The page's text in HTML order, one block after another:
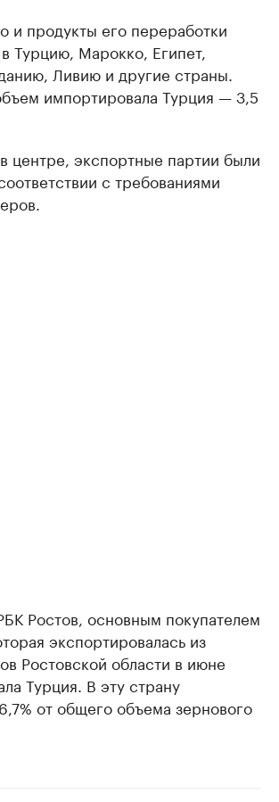
и продукты его переработки
Турцию, Марокко, Египет,
Ливию и другие страны.
импортировала Турция — 3,5
центре, экспортные партии были
с требованиями
Ростов, основным покупателем
экспортировалась из
Ростовской области в июне
Турция. В эту страну
от общего объема зернового